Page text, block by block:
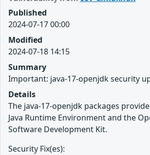
Published
2024-07-17 00:00
Modified
2024-07-18 14:15
Summary
Important: java-17-openjdk security
Details
The java-17-openjdk packages
Java Runtime Environment and the
Software Development Kit.
Security Fix(es):